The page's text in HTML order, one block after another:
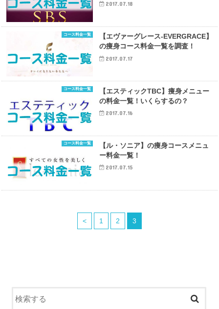
2017.07.18
コース料金一覧
【エヴァーグレース-EVERGRACE】
の痩身コース料金一覧を調査！
2017.07.17
コース料金一覧
【エスティックTBC】痩身メニュー
の料金一覧！いくらするの？
2017.07.16
コース料金一覧
【ル・ソニア】の痩身コースメニュ
ー料金一覧！
2017.07.15
< 1 2 3